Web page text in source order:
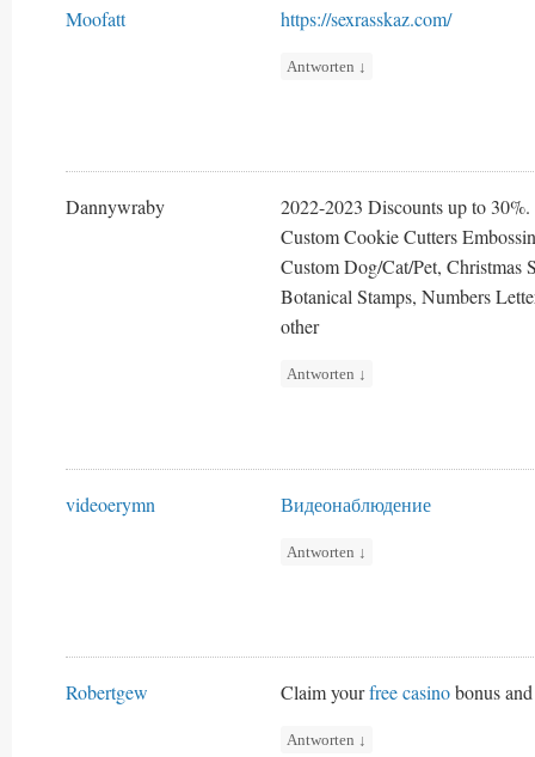
Moofatt https://sexrasskaz.com/
Antworten ↓
Dannywraby
2022-2023 Discounts up to
Custom Cookie Cutters
Custom Dog/Cat/Pet, Christmas
Botanical Stamps, Numbers
other
Antworten ↓
videoerymn Видеонаблюдение
Antworten ↓
Robertgew Claim yourfree casinobonus
Antworten ↓